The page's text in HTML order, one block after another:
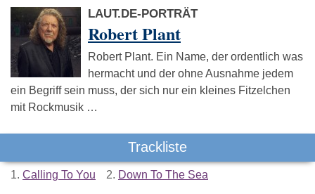
LAUT.DE-PORTRÄT
Robert Plant
Robert Plant. Ein Name, der ordentlich was
hermacht und der ohne Ausnahme jedem
ein Begriff sein muss, der sich nur ein kleines Fitzelchen
mit Rockmusik …
Trackliste
1. Calling To You 2. Down To The Sea